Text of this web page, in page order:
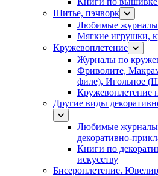
Шитье, пэчворк
Любимые
Мягкие игрушки,
Кружевоплетение
Журналы по
Фриволите,
филе), Игольное
Кружевоплетение
Другие виды
Любимые журналы
декоративно-
Книги по
искусству
Бисероплетение.